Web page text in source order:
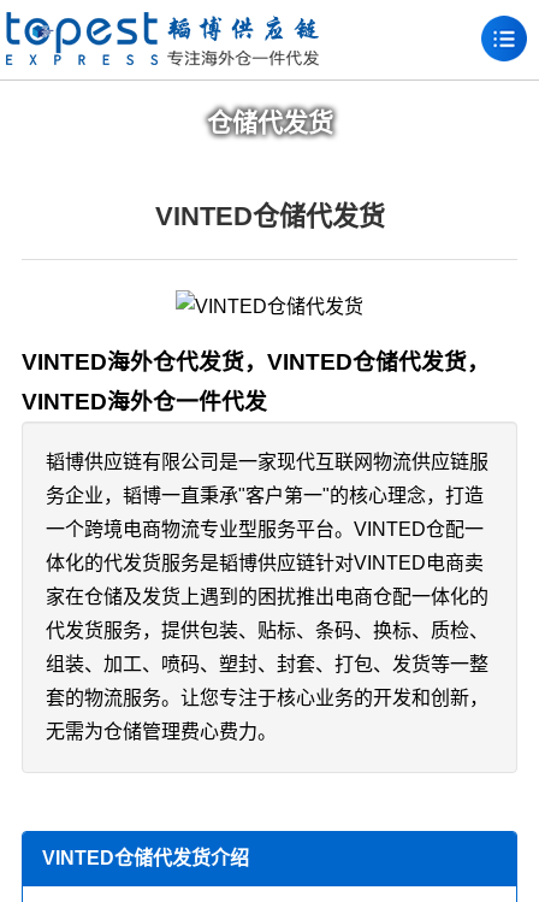
仓储代发货
VINTED仓储代发货
VINTED海外仓代发货，VINTED仓储代发货，
VINTED海外仓一件代发
韬博供应链有限公司是一家现代互联网物流供应链服
务企业，韬博一直秉承"客户第一"的核心理念，打造
一个跨境电商物流专业型服务平台。VINTED仓配一
体化的代发货服务是韬博供应链针对VINTED电商卖
家在仓储及发货上遇到的困扰推出电商仓配一体化的
代发货服务，提供包装、贴标、条码、换标、质检、
组装、加工、喷码、塑封、封套、打包、发货等一整
套的物流服务。让您专注于核心业务的开发和创新，
无需为仓储管理费心费力。
VINTED仓储代发货介绍